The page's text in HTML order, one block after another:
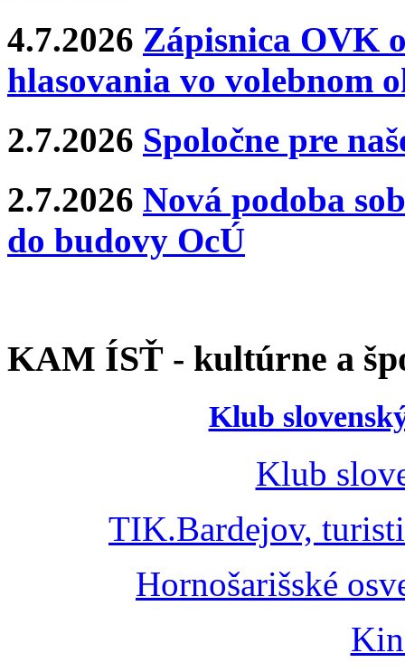
4.7.2026 Zápisnica OVK
hlasovania vo volebnom
2.7.2026 Spoločne pre
2.7.2026 Nová podoba
do budovy OcÚ
KAM ÍSŤ - kultúrne a
Klub
Klub
TIK.Bardejov,
Hornošarišské